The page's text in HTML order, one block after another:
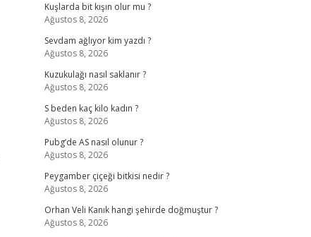
Kuşlarda bit kışın olur mu ?
Ağustos 8, 2026
Sevdam ağlıyor kim yazdı ?
Ağustos 8, 2026
Kuzukulağı nasıl saklanır ?
Ağustos 8, 2026
S beden kaç kilo kadın ?
Ağustos 8, 2026
Pubg’de AS nasıl olunur ?
Ağustos 8, 2026
Peygamber çiçeği bitkisi nedir ?
Ağustos 8, 2026
Orhan Veli Kanık hangi şehirde doğmuştur ?
Ağustos 8, 2026